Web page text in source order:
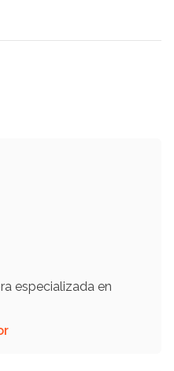
especializada en